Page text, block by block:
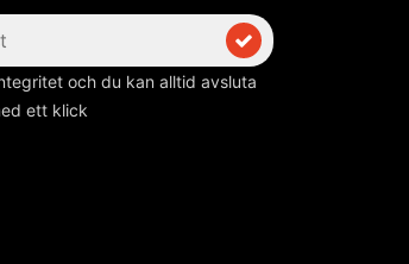
och du kan alltid avsluta
ett klick